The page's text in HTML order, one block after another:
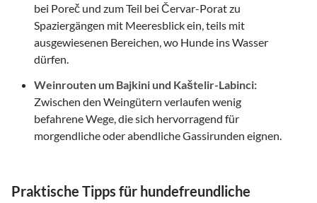
bei Poreč und zum Teil bei Červar-Porat zu
Spaziergängen mit Meeresblick ein, teils mit
ausgewiesenen Bereichen, wo Hunde ins Wasser
dürfen.
Weinrouten um Bajkini und Kaštelir-Labinci:
Zwischen den Weingütern verlaufen wenig
befahrene Wege, die sich hervorragend für
morgendliche oder abendliche Gassirunden eignen.
Praktische Tipps für hundefreundliche